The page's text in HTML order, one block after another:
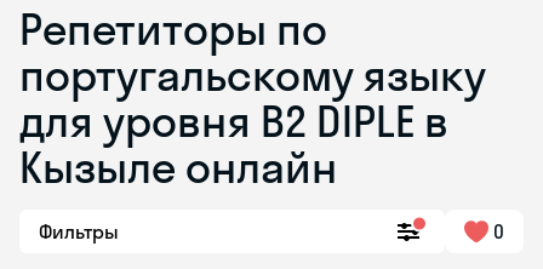
Репетиторы по
португальскому языку
для уровня B2 DIPLE в
Кызыле онлайн
Фильтры 0
Skyeng Chat
online